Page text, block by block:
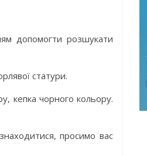
допомогти розшукати
статури.
кепка чорного кольору.
просимо вас